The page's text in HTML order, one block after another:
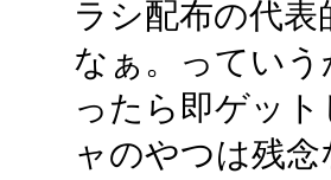
ラシ配布の代
なぁ。ってい
ったら即ゲッ
ャのやつは残